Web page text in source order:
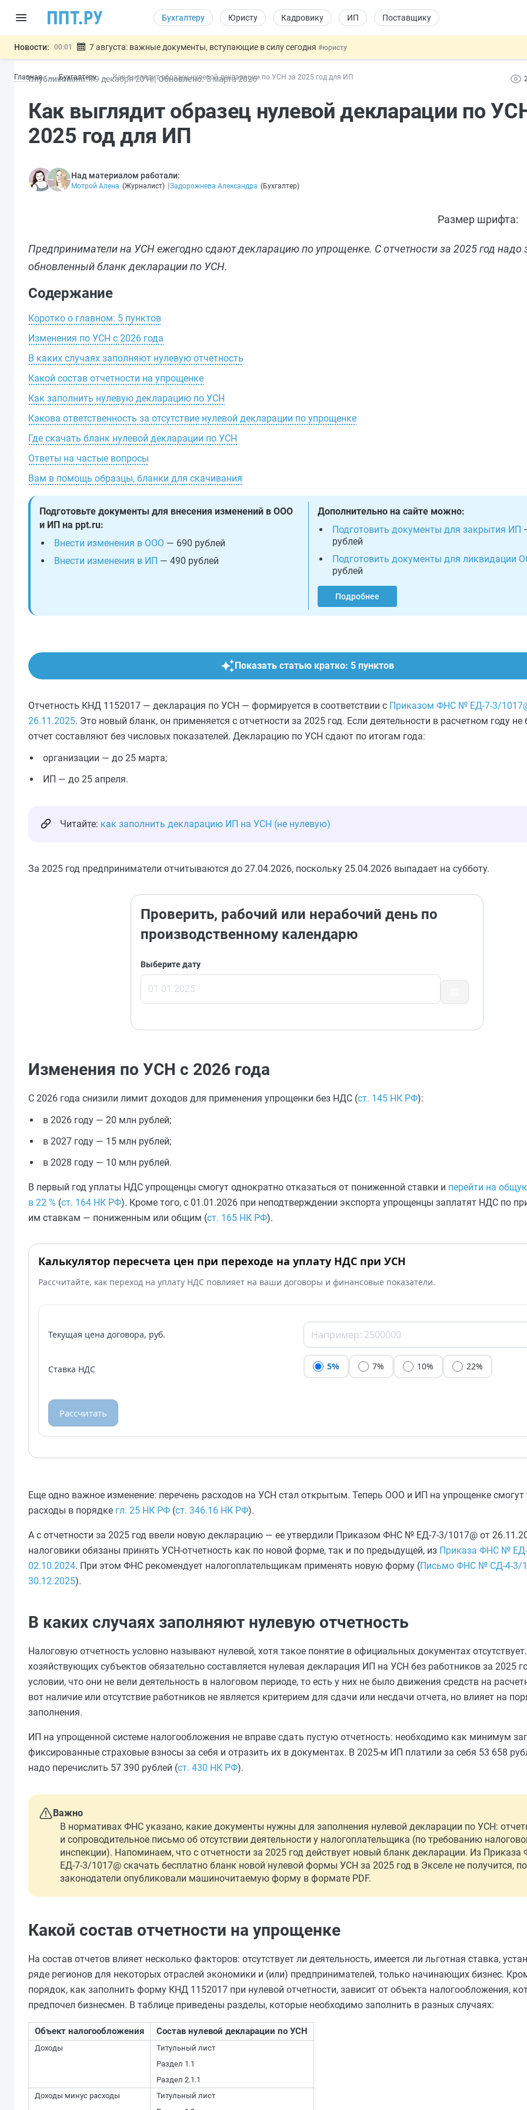
Бухгалтеру Юристу Кадровику ИП Поставщику
Новости: 00:01 7 августа: важные документы, вступающие в силу сегодня #юристу
06.08 Подписан указ об отмене спецрежима для вкладов физлиц из недружественных стран
06.08
Важно Обеспечительный платёж СПОТ могут заменить банковской гарантией #бухгалтеру
Главная Бухгалтеру Как выглядит образец нулевой декларации по УСН за 2025 год для ИП
Опубликовано: 29 декабря2016 Обновлено: 3 марта2026
Как выглядит образец нулевой декларации по
2025 год для ИП
Над материалом работали:
Мотрой Алена (Журналист) |Задорожнева Александра (Бухгалтер)
Размер шрифта:
Предприниматели на УСН ежегодно сдают декларацию по упрощенке. С отчетности за 2025 год надо
обновленный бланк декларации по УСН.
Содержание
Коротко о главном: 5 пунктов
Изменения по УСН с 2026 года
В каких случаях заполняют нулевую отчетность
Какой состав отчетности на упрощенке
Как заполнить нулевую декларацию по УСН
Какова ответственность за отсутствие нулевой декларации по упрощенке
Где скачать бланк нулевой декларации по УСН
Ответы на частые вопросы
Вам в помощь образцы, бланки для скачивания
Подготовьте документы для внесения изменений в ООО
и ИП на ppt.ru:
Внести изменения в ООО — 690 рублей
Внести изменения в ИП — 490 рублей
Дополнительно на сайте можно:
Подготовить документы для закрытия ИП
рублей
Подготовить документы для ликвидации
рублей
Подробнее
Показать статью кратко: 5 пунктов
Отчетность КНД 1152017 — декларация по УСН — формируется в соответствии с Приказом ФНС № ЕД-7-3/
26.11.2025. Это новый бланк, он применяется с отчетности за 2025 год. Если деятельности в расчетном году не
отчет составляют без числовых показателей. Декларацию по УСН сдают по итогам года:
организации — до 25 марта;
ИП — до 25 апреля.
Читайте: как заполнить декларацию ИП на УСН (не нулевую)
За 2025 год предприниматели отчитываются до 27.04.2026, поскольку 25.04.2026 выпадает на субботу.
Проверить, рабочий или нерабочий день по
производственному календарю
Выберите дату
Изменения по УСН с 2026 года
С 2026 года снизили лимит доходов для применения упрощенки без НДС (ст. 145 НК РФ):
в 2026 году — 20 млн рублей;
в 2027 году — 15 млн рублей;
в 2028 году — 10 млн рублей.
В первый год уплаты НДС упрощенцы смогут однократно отказаться от пониженной ставки и перейти на
в 22 % (ст. 164 НК РФ). Кроме того, с 01.01.2026 при неподтверждении экспорта упрощенцы заплатят НДС по
им ставкам — пониженным или общим (ст. 165 НК РФ).
Калькулятор пересчета цен при переходе на уплату НДС при УСН
Рассчитайте, как переход на уплату НДС повлияет на ваши договоры и финансовые показатели.
Текущая цена договора, руб.
Ставка НДС 5% 7% 10% 22%
Рассчитать
Еще одно важное изменение: перечень расходов на УСН стал открытым. Теперь ООО и ИП на упрощенке смогут
расходы в порядке гл. 25 НК РФ (ст. 346.16 НК РФ).
А с отчетности за 2025 год ввели новую декларацию — ее утвердили Приказом ФНС № ЕД-7-3/1017@ от
налоговики обязаны принять УСН-отчетность как по новой форме, так и по предыдущей, из Приказа ФНС № ЕД-
02.10.2024. При этом ФНС рекомендует налогоплательщикам применять новую форму (Письмо ФНС № СД-4-3/
30.12.2025).
В каких случаях заполняют нулевую отчетность
Налоговую отчетность условно называют нулевой, хотя такое понятие в официальных документах
хозяйствующих субъектов обязательно составляется нулевая декларация ИП на УСН без работников за 2025
условии, что они не вели деятельность в налоговом периоде, то есть у них не было движения средств на
вот наличие или отсутствие работников не является критерием для сдачи или несдачи отчета, но влияет на
заполнения.
ИП на упрощенной системе налогообложения не вправе сдать пустую отчетность: необходимо как минимум
фиксированные страховые взносы за себя и отразить их в документах. В 2025-м ИП платили за себя 53 658
надо перечислить 57 390 рублей (ст. 430 НК РФ).
Важно
В нормативах ФНС указано, какие документы нужны для заполнения нулевой декларации по УСН:
и сопроводительное письмо об отсутствии деятельности у налогоплательщика (по требованию
инспекции). Напоминаем, что с отчетности за 2025 год действует новый бланк декларации. Из
ЕД-7-3/1017@ скачать бесплатно бланк новой нулевой формы УСН за 2025 год в Экселе не получится,
законодатели опубликовали машиночитаемую форму в формате PDF.
Какой состав отчетности на упрощенке
На состав отчетов влияет несколько факторов: отсутствует ли деятельность, имеется ли льготная ставка,
ряде регионов для некоторых отраслей экономики и (или) предпринимателей, только начинающих бизнес.
порядок, как заполнить форму КНД 1152017 при нулевой отчетности, зависит от объекта налогообложения,
предпочел бизнесмен. В таблице приведены разделы, которые необходимо заполнить в разных случаях:
Объект налогообложения Состав нулевой декларации по УСН
Доходы
Титульный лист
Раздел 1.1
Раздел 2.1.1
Доходы минус расходы
Титульный лист